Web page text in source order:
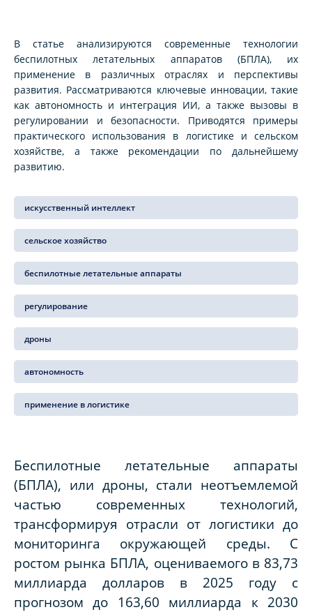
В статье анализируются современные технологии
беспилотных летательных аппаратов (БПЛА), их
применение в различных отраслях и перспективы
развития. Рассматриваются ключевые инновации, такие
как автономность и интеграция ИИ, а также вызовы в
регулировании и безопасности. Приводятся примеры
практического использования в логистике и сельском
хозяйстве, а также рекомендации по дальнейшему
развитию.
искусственный интеллект
сельское хозяйство
беспилотные летательные аппараты
регулирование
дроны
автономность
применение в логистике
Беспилотные летательные аппараты
(БПЛА), или дроны, стали неотъемлемой
частью современных технологий,
трансформируя отрасли от логистики до
мониторинга окружающей среды. С
ростом рынка БПЛА, оцениваемого в 83,73
миллиарда долларов в 2025 году с
прогнозом до 163,60 миллиарда к 2030